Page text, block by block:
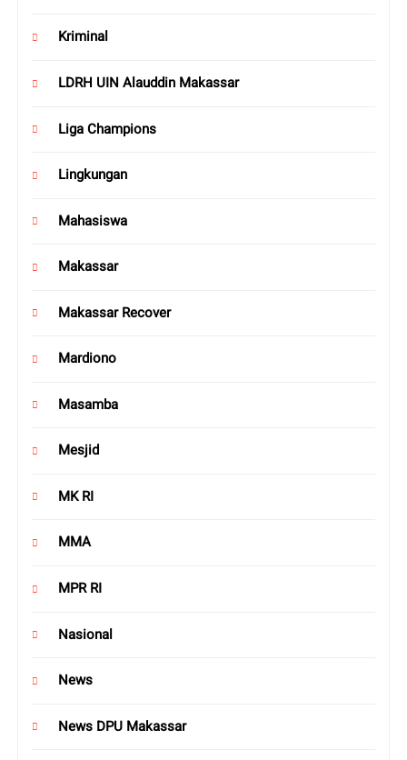
Kriminal
LDRH UIN Alauddin Makassar
Liga Champions
Lingkungan
Mahasiswa
Makassar
Makassar Recover
Mardiono
Masamba
Mesjid
MK RI
MMA
MPR RI
Nasional
News
News DPU Makassar